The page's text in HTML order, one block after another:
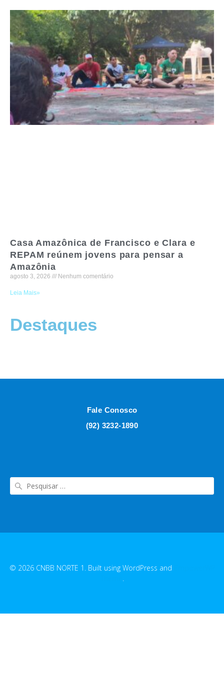
Casa Amazônica de Francisco e Clara e
REPAM reúnem jovens para pensar a
Amazônia
agosto 3, 2026 Nenhum comentário
Leia Mais»
Destaques
Fale Conosco
(92) 3232-1890
© 2026 CNBB NORTE 1. Built using WordPress and